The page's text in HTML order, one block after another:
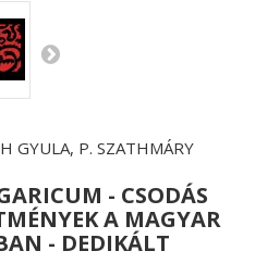
GYULA, P. SZATHMÁRY
- CSODÁS
A MAGYAR
- DEDIKÁLT